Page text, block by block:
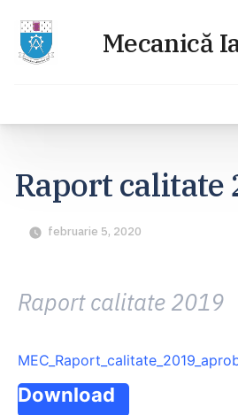
conținut
Raport calitate
februarie 5, 2020
Raport calitate 2019
Download